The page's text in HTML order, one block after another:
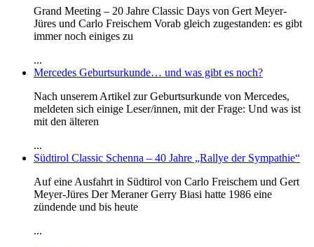
Grand Meeting – 20 Jahre Classic Days von Gert Meyer-
Jüres und Carlo Freischem Vorab gleich zugestanden: es gibt
immer noch einiges zu
...
Mercedes Geburtsurkunde… und was gibt es noch?
Nach unserem Artikel zur Geburtsurkunde von Mercedes,
meldeten sich einige Leser/innen, mit der Frage: Und was ist
mit den älteren
...
Südtirol Classic Schenna – 40 Jahre „Rallye der Sympathie“
Auf eine Ausfahrt in Südtirol von Carlo Freischem und Gert
Meyer-Jüres Der Meraner Gerry Biasi hatte 1986 eine
zündende und bis heute
...